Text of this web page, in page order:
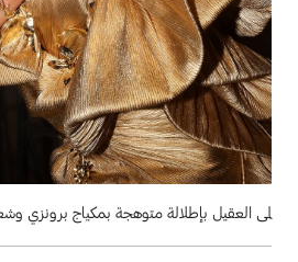
لمى العقيل بإطلالة متوهجة بمكياج برونزي